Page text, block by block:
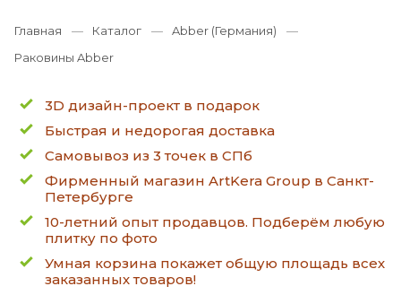
Главная — Каталог — Abber (Германия)
—
Раковины Abber
3D дизайн-проект в подарок
Быстрая и недорогая доставка
Самовывоз из 3 точек в СПб
Фирменный магазин ArtKera Group в Санкт-
Петербурге
10-летний опыт продавцов. Подберём любую
плитку по фото
Умная корзина покажет общую площадь всех
заказанных товаров!